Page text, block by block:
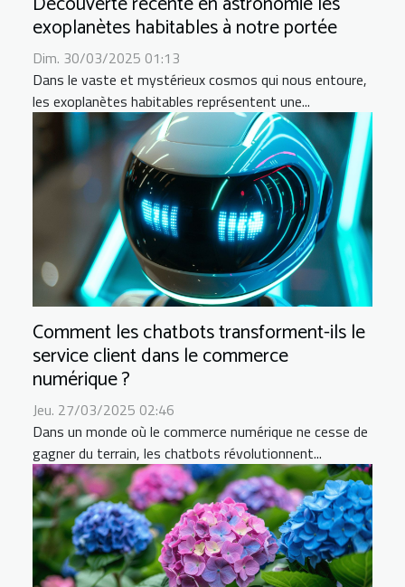
exoplanètes habitables à notre portée
Dim. 30/03/2025 01:13
Dans le vaste et mystérieux cosmos qui nous entoure,
les exoplanètes habitables représentent une...
Comment les chatbots transforment-ils le
service client dans le commerce
numérique ?
Jeu. 27/03/2025 02:46
Dans un monde où le commerce numérique ne cesse de
gagner du terrain, les chatbots révolutionnent...